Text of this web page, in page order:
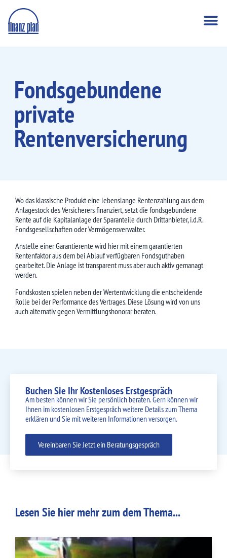
Fondsgebundene
private
Rentenversicherung
Wo das klassische Produkt eine lebenslange Rentenzahlung aus dem
Anlagestock des Versicherers finanziert, setzt die fondsgebundene
Rente auf die Kapitalanlage der Sparanteile durch Drittanbieter, i.d.R.
Fondsgesellschaften oder Vermögensverwalter.
Anstelle einer Garantierente wird hier mit einem garantierten
Rentenfaktor aus dem bei Ablauf verfügbaren Fondsguthaben
gearbeitet. Die Anlage ist transparent muss aber auch aktiv gemanagt
werden.
Fondskosten spielen neben der Wertentwicklung die entscheidende
Rolle bei der Performance des Vertrages. Diese Lösung wird von uns
auch alternativ gegen Vermittlungshonorar beraten.
Buchen Sie Ihr Kostenloses Erstgespräch
Am besten können wir Sie persönlich beraten. Gern können wir
Ihnen im kostenlosen Erstgespräch weitere Details zum Thema
erklären und Sie mit weiteren Informationen versorgen.
Vereinbaren Sie Jetzt ein Beratungsgespräch
Lesen Sie hier mehr zum dem Thema...